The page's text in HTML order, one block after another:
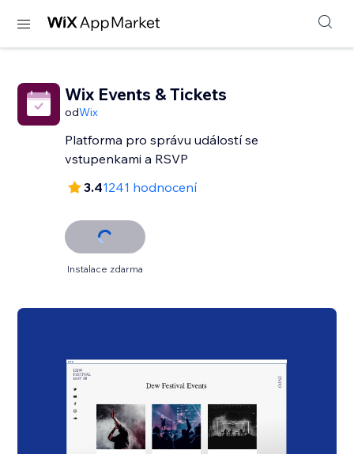
Wix Events & Tickets
odWix
Platforma pro správu událostí se
vstupenkami a RSVP
3.41241 hodnocení
Instalace zdarma